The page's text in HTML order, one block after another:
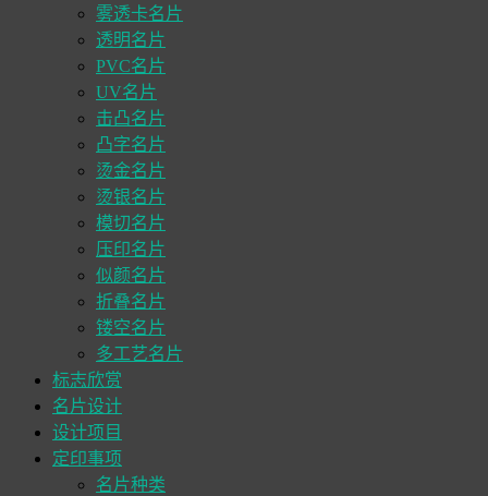
雾透卡名片
透明名片
PVC名片
UV名片
击凸名片
凸字名片
烫金名片
烫银名片
模切名片
压印名片
似颜名片
折叠名片
镂空名片
多工艺名片
标志欣赏
名片设计
设计项目
定印事项
名片种类